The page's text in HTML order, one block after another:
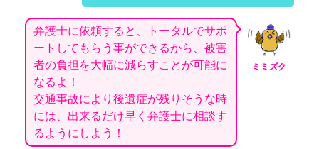
ミミズク
弁護士に依頼すると、トータルでサポ
ートしてもらう事ができるから、被害
者の負担を大幅に減らすことが可能に
なるよ！
交通事故により後遺症が残りそうな時
には、出来るだけ早く弁護士に相談す
るようにしよう！